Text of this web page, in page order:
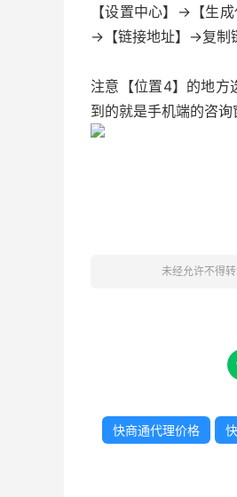
【设置中心】→【生
→【链接地址】→复制
注意【位置4】的地方
到的就是手机端的咨
未经允许不得转
快商通代理价格